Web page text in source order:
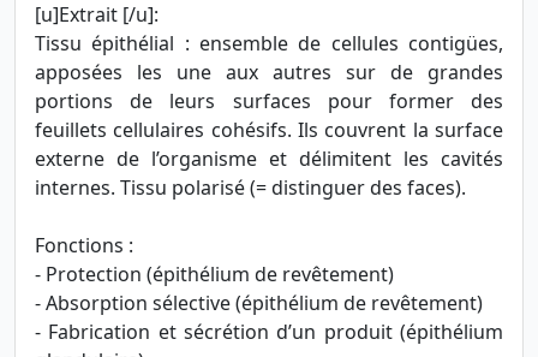
[u]Extrait [/u]:
Tissu épithélial : ensemble de cellules contigües,
apposées les une aux autres sur de grandes
portions de leurs surfaces pour former des
feuillets cellulaires cohésifs. Ils couvrent la surface
externe de l’organisme et délimitent les cavités
internes. Tissu polarisé (= distinguer des faces).
Fonctions :
- Protection (épithélium de revêtement)
- Absorption sélective (épithélium de revêtement)
- Fabrication et sécrétion d’un produit (épithélium